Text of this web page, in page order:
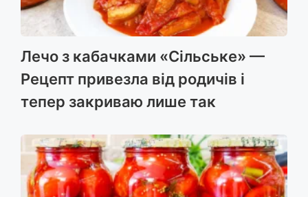
Лечо з кабачками «Сільське» —
Рецепт привезла від родичів і
тепер закриваю лише так